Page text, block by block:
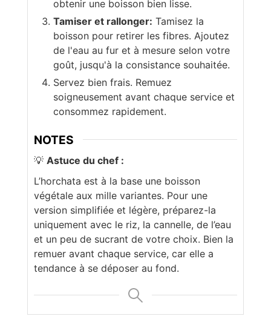
obtenir une boisson bien lisse.
Tamiser et rallonger: Tamisez la
boisson pour retirer les fibres. Ajoutez
de l'eau au fur et à mesure selon votre
goût, jusqu'à la consistance souhaitée.
Servez bien frais. Remuez
soigneusement avant chaque service et
consommez rapidement.
NOTES
💡 Astuce du chef :
L’horchata est à la base une boisson
végétale aux mille variantes. Pour une
version simplifiée et légère, préparez-la
uniquement avec le riz, la cannelle, de l’eau
et un peu de sucrant de votre choix. Bien la
remuer avant chaque service, car elle a
tendance à se déposer au fond.